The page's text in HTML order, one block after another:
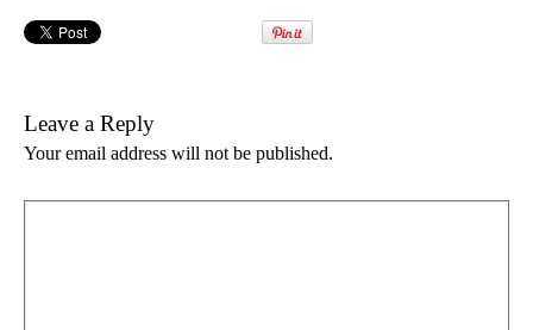
Leave a Reply
Your email address will not be published.